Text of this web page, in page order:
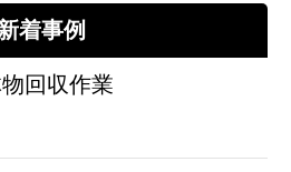
着事例
回収作業